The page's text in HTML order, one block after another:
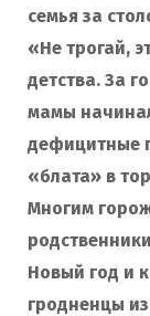
семья за
«Не трогай,
детства. За
мамы
дефицитные
«блата» в
Многим
Новый год и
гродненцы